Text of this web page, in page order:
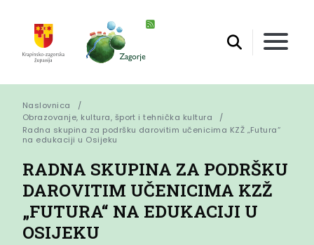
Naslovnica
Obrazovanje, kultura, šport i tehnička kultura
Radna skupina za podršku darovitim učenicima KZŽ „Futura“
na edukaciji u Osijeku
RADNA SKUPINA ZA PODRŠKU
DAROVITIM UČENICIMA KZŽ
„FUTURA“ NA EDUKACIJI U
OSIJEKU